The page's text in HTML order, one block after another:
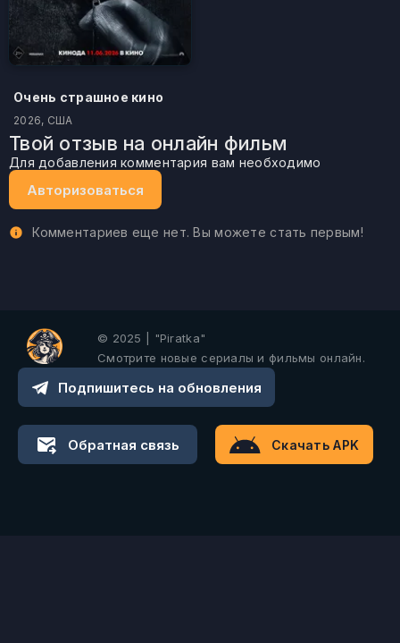
Очень страшное кино
2026, США
Твой отзыв на онлайн фильм
Для добавления комментария вам необходимо
Авторизоваться
Комментариев еще нет. Вы можете стать первым!
© 2025 | "Piratka"
Смотрите новые сериалы и фильмы онлайн.
Подпишитесь на обновления
Обратная связь Скачать APK